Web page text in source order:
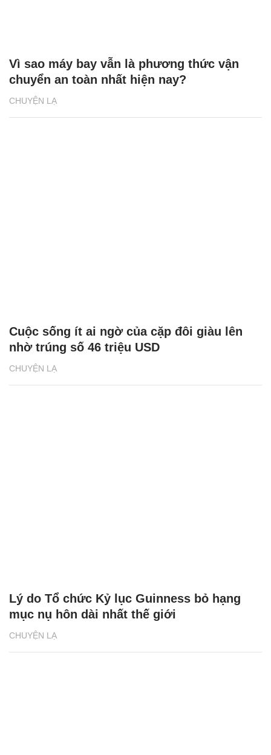
CHUYỆN LẠ
Vì sao máy bay vẫn là phương thức vận
chuyển an toàn nhất hiện nay?
CHUYỆN LẠ
Cuộc sống ít ai ngờ của cặp đôi giàu lên
nhờ trúng số 46 triệu USD
CHUYỆN LẠ
Lý do Tổ chức Kỷ lục Guinness bỏ hạng
mục nụ hôn dài nhất thế giới